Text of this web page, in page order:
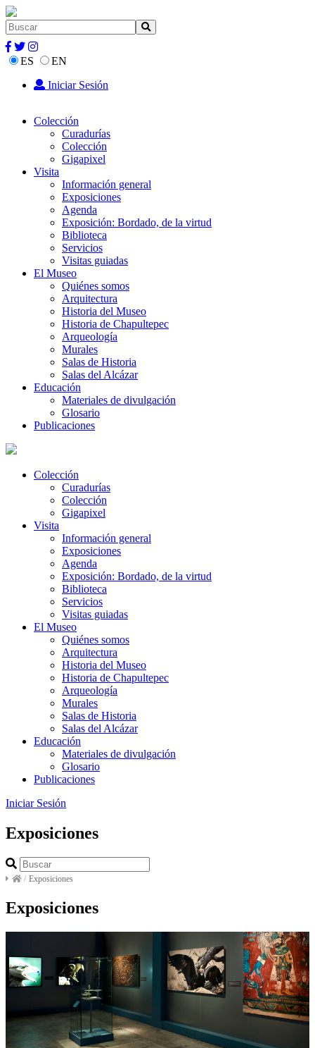
ES
EN
Iniciar Sesión
Colección
Curadurías
Colección
Gigapixel
Visita
Información general
Exposiciones
Agenda
Exposición: Bordado, de la virtud
Biblioteca
Servicios
Visitas guiadas
El Museo
Quiénes somos
Arquitectura
Historia del Museo
Historia de Chapultepec
Arqueología
Murales
Salas de Historia
Salas del Alcázar
Educación
Materiales de divulgación
Glosario
Publicaciones
Colección
Curadurías
Colección
Gigapixel
Visita
Información general
Exposiciones
Agenda
Exposición: Bordado, de la virtud
Biblioteca
Servicios
Visitas guiadas
El Museo
Quiénes somos
Arquitectura
Historia del Museo
Historia de Chapultepec
Arqueología
Murales
Salas de Historia
Salas del Alcázar
Educación
Materiales de divulgación
Glosario
Publicaciones
Iniciar Sesión
Exposiciones
/ Exposiciones
Exposiciones